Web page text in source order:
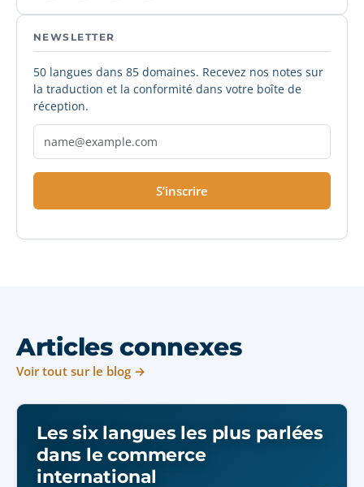
NEWSLETTER
50 langues dans 85 domaines. Recevez nos notes sur
la traduction et la conformité dans votre boîte de
réception.
S’inscrire
Articles connexes
Voir tout sur le blog →
Les six langues les plus parlées
dans le commerce
international